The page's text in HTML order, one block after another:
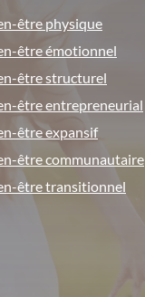
être physique
être émotionnel
être structurel
être entrepreneurial
être expansif
être communautaire
être transitionnel